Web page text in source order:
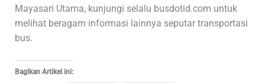
Mayasari Utama, kunjungi selalu busdotid.com untuk
melihat beragam informasi lainnya seputar transportasi
bus.
Bagikan Artikel ini: